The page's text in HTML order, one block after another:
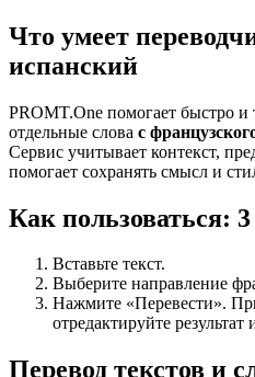
Что умеет
испанский
PROMT.One помогает быстро и
отдельные слова с
Сервис учитывает контекст,
помогает сохранять смысл и
Как пользоваться:
Вставьте текст.
Выберите направление
Нажмите «Перевести».
отредактируйте
Перевод текстов и